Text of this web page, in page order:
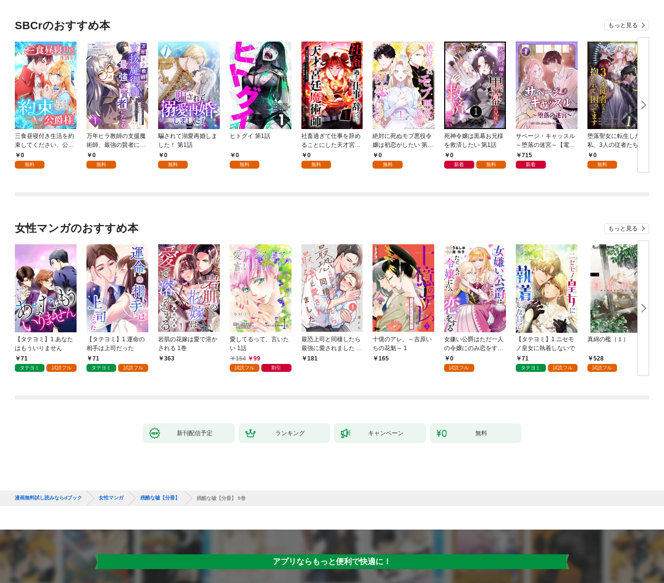
SBCrのおすすめ本 もっと見る
三食昼寝付き生活を約
束してください、公爵
様 1話
0
無料
万年ヒラ教師の支援魔
術師、最強の賢者にな
る～不人気の支援魔術
師は給料泥棒だと魔術
0
無料
騙されて溺愛再婚しま
した！ 第1話
0
無料
ヒトグイ 第1話
0
無料
社畜過ぎて仕事を辞め
ることにした天才宮廷
魔術師～辺境の地でス
ローライフを夢見る
0
無料
絶対に死ぬモブ悪役令
嬢は初恋がしたい 第1
話0
無料
死神令嬢は黒幕お兄様
を救済したい 第1話
0
新着 無料
サベージ・キャッスル
～堕落の迷宮～【電子
単行本版】 第1巻
715
新着
堕落聖女に転生した
私、3人の従者たちに
抱かれて困ってます 第
1話
0
無料
女性マンガのおすすめ本 もっと見る
【タテヨミ】1.あなた
はもういりません
71
タテヨミ 試読フル
【タテヨミ】1.運命の
相手は上司だった
71
タテヨミ 試読フル
岩肌の花嫁は愛で溶か
される 1巻
363
愛してるって、言いた
い 1話
154
99
試読フル 割引
最恐上司と同棲したら
最強に愛されました 1
巻181
十億のアレ。～吉原い
ちの花魁～ 1
165
女嫌い公爵はただ一人
の令嬢にのみ恋をする
（分冊版）第１話
0
試読フル
【タテヨミ】1.ニセモ
ノ皇女に執着しないで
71
タテヨミ 試読フル
真綿の檻（１）
528
試読フル
新刊配信予定 ランキング キャンペーン 無料
漫画無料試し読みならdブック 女性マンガ 残酷な嘘【分冊】 残酷な嘘【分冊】 9巻
アプリならもっと便利で快適に！